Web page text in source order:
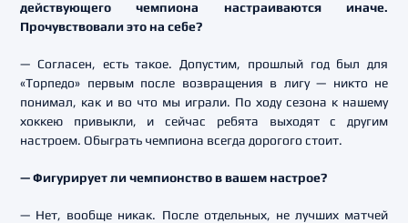
действующего чемпиона настраиваются иначе.
Прочувствовали это на себе?
— Согласен, есть такое. Допустим, прошлый год был для
«Торпедо» первым после возвращения в лигу — никто не
понимал, как и во что мы играли. По ходу сезона к нашему
хоккею привыкли, и сейчас ребята выходят с другим
настроем. Обыграть чемпиона всегда дорогого стоит.
— Фигурирует ли чемпионство в вашем настрое?
— Нет, вообще никак. После отдельных, не лучших матчей